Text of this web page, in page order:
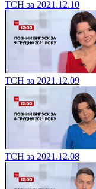
ТСН за 2021.12.10
ТСН за 2021.12.09
ТСН за 2021.12.08